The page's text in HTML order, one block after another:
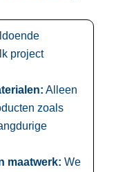
project
Alleen
zoals
maatwerk: We